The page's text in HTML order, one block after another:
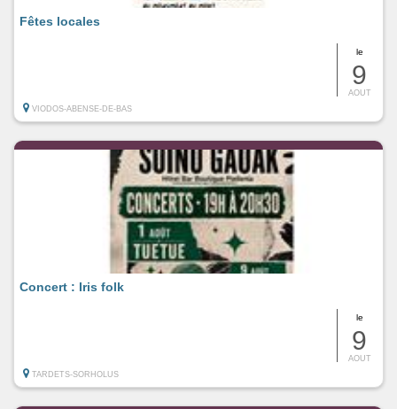
le
9
AOUT
Fêtes locales
VIODOS-ABENSE-DE-BAS
le
9
AOUT
Concert : Iris folk
TARDETS-SORHOLUS